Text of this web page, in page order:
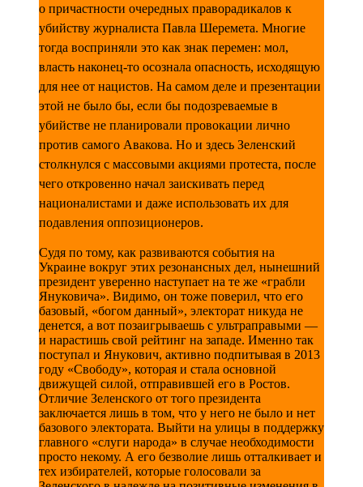
о причастности очередных праворадикалов к
убийству журналиста Павла Шеремета. Многие
тогда восприняли это как знак перемен: мол,
власть наконец-то осознала опасность, исходящую
для нее от нацистов. На самом деле и презентации
этой не было бы, если бы подозреваемые в
убийстве не планировали провокации лично
против самого Авакова. Но и здесь Зеленский
столкнулся с массовыми акциями протеста, после
чего откровенно начал заискивать перед
националистами и даже использовать их для
подавления оппозиционеров.
Судя по тому, как развиваются события на
Украине вокруг этих резонансных дел, нынешний
президент уверенно наступает на те же «грабли
Януковича». Видимо, он тоже поверил, что его
базовый, «богом данный», электорат никуда не
денется, а вот позаигрываешь с ультраправыми —
и нарастишь свой рейтинг на западе. Именно так
поступал и Янукович, активно подпитывая в 2013
году «Свободу», которая и стала основной
движущей силой, отправившей его в Ростов.
Отличие Зеленского от того президента
заключается лишь в том, что у него не было и нет
базового электората. Выйти на улицы в поддержку
главного «слуги народа» в случае необходимости
просто некому. А его безволие лишь отталкивает и
тех избирателей, которые голосовали за